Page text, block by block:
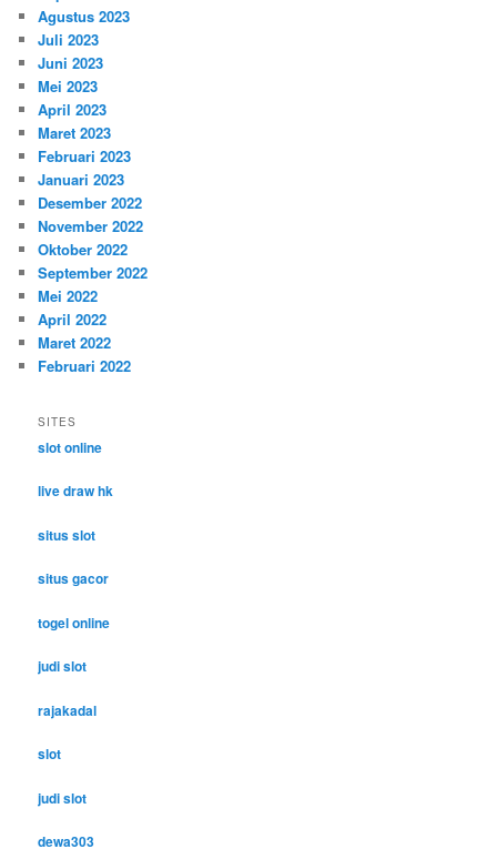
Agustus 2023
Juli 2023
Juni 2023
Mei 2023
April 2023
Maret 2023
Februari 2023
Januari 2023
Desember 2022
November 2022
Oktober 2022
September 2022
Mei 2022
April 2022
Maret 2022
Februari 2022
SITES
slot online
live draw hk
situs slot
situs gacor
togel online
judi slot
rajakadal
slot
judi slot
dewa303